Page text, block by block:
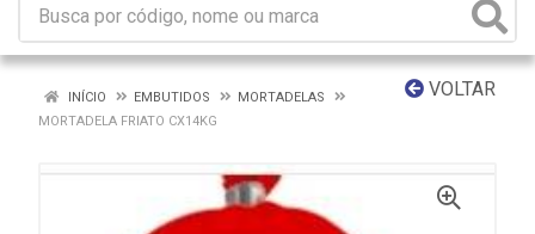
VOLTAR
INÍCIO EMBUTIDOS
MORTADELAS
MORTADELA FRIATO CX14KG